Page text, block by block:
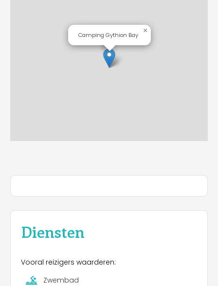
Diensten
Vooral reizigers waarderen:
Zwembad
Camping Gythion Bay
×